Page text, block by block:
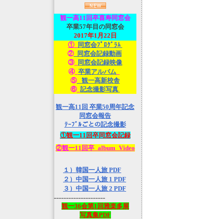
観一高11回卒喜寿同窓会
卒業57年目の同窓会
2017年1月22日
①_ 同窓会ﾌﾟﾛｸﾞﾗﾑ
②_同窓会記録動画
③_ 同窓会記録映像
④_ 卒業アルバム
⑤_観一高新校舎
⑥_ 記念撮影写真
観一高11回 卒業50周年記念
同窓会報告
ﾃｰﾌﾞﾙごとの記念撮影
①観一11回卒同窓会記録
②観一11回卒_album_Video
１）韓国一人旅 PDF
２）中国一人旅 1 PDF
３）中国一人旅 2 PDF
---------------------
観一36会第1回雅楽多展
写真集PDF